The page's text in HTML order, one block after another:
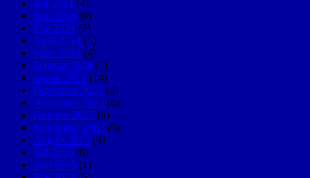
Juli 2024 (4)
Juni 2024 (6)
Mai 2024 (2)
April 2024 (5)
März 2024 (4)
Februar 2024 (7)
Januar 2024 (14)
Dezember 2023 (4)
November 2023 (6)
Oktober 2023 (6)
September 2023 (5)
August 2023 (4)
Juli 2023 (8)
Juni 2023 (1)